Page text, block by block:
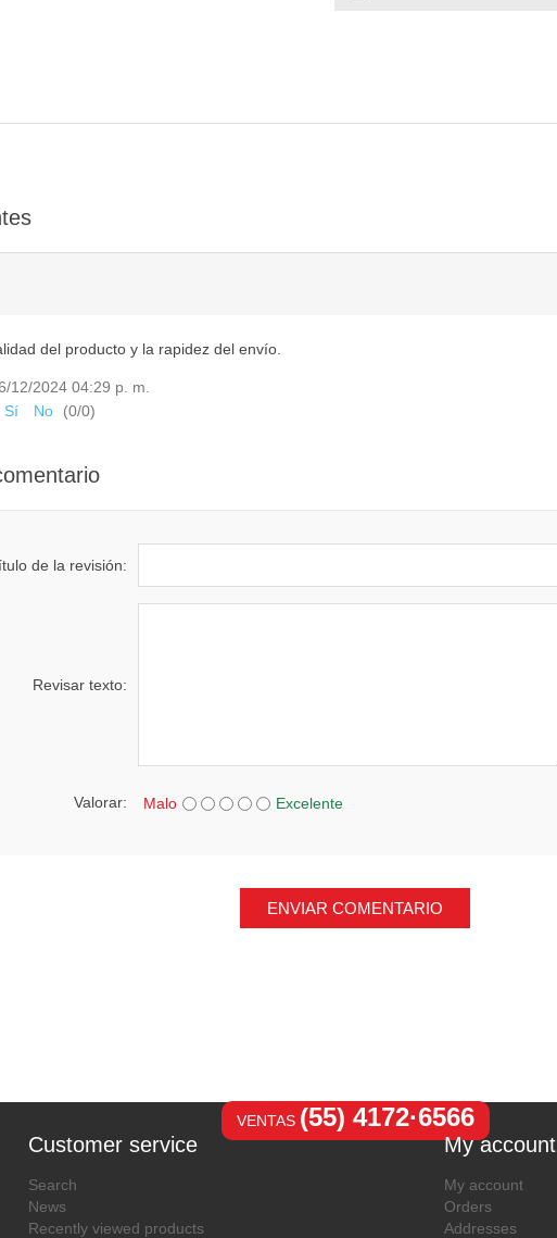
del producto y la rapidez del envío.
12/2024 04:29 p. m.
Sí No (0/0)
de la revisión:
Revisar texto:
Valorar: Malo Excelente
ENVIAR COMENTARIO
VENTAS (55) 4172·6566
Customer service
Search
News
Recently viewed products
My account
My account
Orders
Addresses